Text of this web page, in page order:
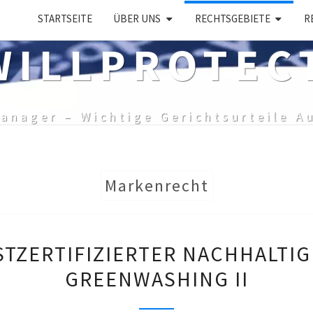
STARTSEITE ÜBER UNS RECHTSGEBIETE
– Wichtige Gerichtsurteile
Markenrecht
GREENWASHING II